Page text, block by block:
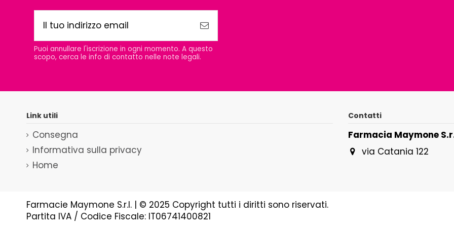
Puoi annullare l'iscrizione in ogni momento. A questo
scopo, cerca le info di contatto nelle note legali.
Link utili
Consegna
Informativa sulla privacy
Home
Contatti
Farmacia Maymone
via Catania 122
Farmacie Maymone S.r.l. | © 2025 Copyright tutti i diritti sono riservati.
Partita IVA / Codice Fiscale: IT06741400821